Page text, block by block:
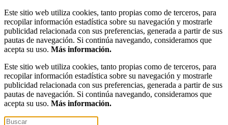
Este sitio web utiliza cookies, tanto propias como de terceros, para
recopilar información estadística sobre su navegación y mostrarle
publicidad relacionada con sus preferencias, generada a partir de sus
pautas de navegación. Si continúa navegando, consideramos que
acepta su uso. Más información.
Este sitio web utiliza cookies, tanto propias como de terceros, para
recopilar información estadística sobre su navegación y mostrarle
publicidad relacionada con sus preferencias, generada a partir de sus
pautas de navegación. Si continúa navegando, consideramos que
acepta su uso. Más información.